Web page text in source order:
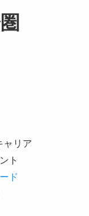
ャリア
ト
ド